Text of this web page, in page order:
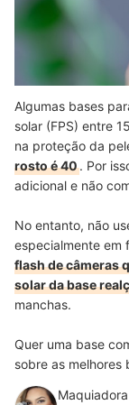
Algumas bases
solar (FPS) entre
na proteção da
rosto é 40. Por
adicional e não
No entanto, não
especialmente em
flash de câmeras
solar da base
manchas.
Quer uma base
sobre as melhores
Maquiadora